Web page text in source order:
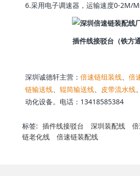
6.采用电子调速器，运输速度0-2M/
插件线接驳台（铁方通
深圳诚德轩主营： 倍速链组装线、 倍
链输送线、 辊筒输送线、 皮带流水线、
动化设备。电话：13418585384
标签: 插件线接驳台 深圳装配线
链老化线
倍速链装配线